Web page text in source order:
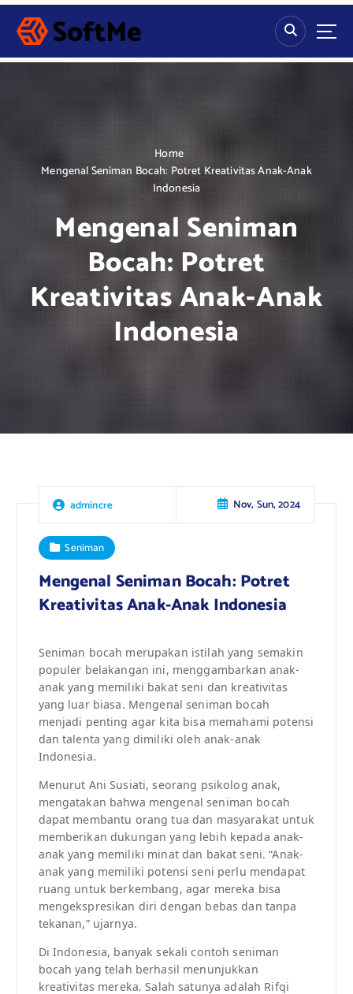
S
p
Home
Mengenal Seniman Bocah: Potret Kreativitas Anak-Anak
Indonesia
Mengenal Seniman
Bocah: Potret
Kreativitas Anak-Anak
Indonesia
admincre Nov, Sun, 2024
Seniman
Mengenal Seniman Bocah: Potret
Kreativitas Anak-Anak Indonesia
Seniman bocah merupakan istilah yang semakin
populer belakangan ini, menggambarkan anak-
anak yang memiliki bakat seni dan kreativitas
yang luar biasa. Mengenal seniman bocah
menjadi penting agar kita bisa memahami potensi
dan talenta yang dimiliki oleh anak-anak
Indonesia.
Menurut Ani Susiati, seorang psikolog anak,
mengatakan bahwa mengenal seniman bocah
dapat membantu orang tua dan masyarakat untuk
memberikan dukungan yang lebih kepada anak-
anak yang memiliki minat dan bakat seni. “Anak-
anak yang memiliki potensi seni perlu mendapat
ruang untuk berkembang, agar mereka bisa
mengekspresikan diri dengan bebas dan tanpa
tekanan,” ujarnya.
Di Indonesia, banyak sekali contoh seniman
bocah yang telah berhasil menunjukkan
kreativitas mereka. Salah satunya adalah Rifqi